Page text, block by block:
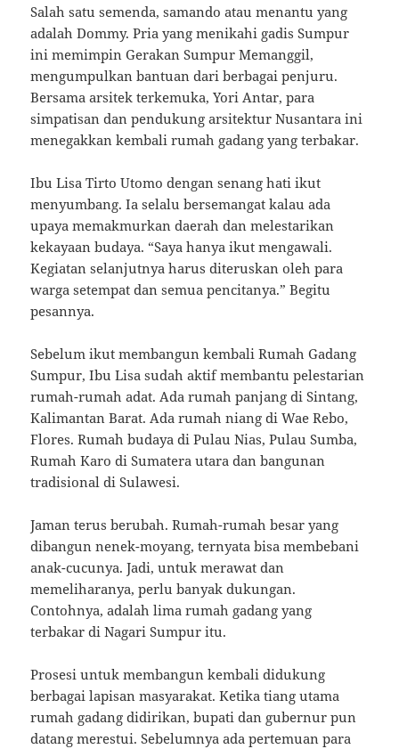
Salah satu semenda, samando atau menantu yang
adalah Dommy. Pria yang menikahi gadis Sumpur
ini memimpin Gerakan Sumpur Memanggil,
mengumpulkan bantuan dari berbagai penjuru.
Bersama arsitek terkemuka, Yori Antar, para
simpatisan dan pendukung arsitektur Nusantara ini
menegakkan kembali rumah gadang yang terbakar.
Ibu Lisa Tirto Utomo dengan senang hati ikut
menyumbang. Ia selalu bersemangat kalau ada
upaya memakmurkan daerah dan melestarikan
kekayaan budaya. “Saya hanya ikut mengawali.
Kegiatan selanjutnya harus diteruskan oleh para
warga setempat dan semua pencitanya.” Begitu
pesannya.
Sebelum ikut membangun kembali Rumah Gadang
Sumpur, Ibu Lisa sudah aktif membantu pelestarian
rumah-rumah adat. Ada rumah panjang di Sintang,
Kalimantan Barat. Ada rumah niang di Wae Rebo,
Flores. Rumah budaya di Pulau Nias, Pulau Sumba,
Rumah Karo di Sumatera utara dan bangunan
tradisional di Sulawesi.
Jaman terus berubah. Rumah-rumah besar yang
dibangun nenek-moyang, ternyata bisa membebani
anak-cucunya. Jadi, untuk merawat dan
memeliharanya, perlu banyak dukungan.
Contohnya, adalah lima rumah gadang yang
terbakar di Nagari Sumpur itu.
Prosesi untuk membangun kembali didukung
berbagai lapisan masyarakat. Ketika tiang utama
rumah gadang didirikan, bupati dan gubernur pun
datang merestui. Sebelumnya ada pertemuan para